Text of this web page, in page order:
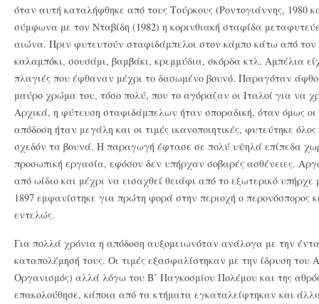
όταν αυτή καταλήφθηκε από τους Τούρκους (Ροντογιάννης, 1980
σύμφωνα με τον Νταβίδη (1982) η κορινθιακή σταφίδα
αιώνα. Πριν φυτευτούν σταφιδάμπελοι στον κάμπο κάτω από
καλαμπόκι, σουσάμι, βαμβάκι, κρεμμύδια, σκόρδα κτλ. Αμπέλια
πλαγιές που έφθαναν μέχρι το δασωμένο βουνό. Παραγόταν
μαύρο χρώμα του, τόσο πολύ, που το αγόραζαν οι Ιταλοί για να
Αρχικά, η φύτευση σταφιδάμπελων ήταν σποραδική, όταν όμως οι
απόδοση ήταν μεγάλη και οι τιμές ικανοποιητικές, φυτεύτηκε
σχεδόν τα βουνά. Η παραγωγή έφτασε σε πολύ υψηλά επίπεδα
προσωπική εργασία, εφόσον δεν υπήρχαν σοβαρές ασθένειες.
από ωίδιο και μέχρι να εισαχθεί θειάφι από το εξωτερικό
1897 εμφανίστηκε για πρώτη φορά στην περιοχή ο περονόσπορος
εντελώς.
Για πολλά χρόνια η απόδοση αυξομειωνόταν ανάλογα με την
καταπολέμησή τους. Οι τιμές εξασφαλίστηκαν με την ίδρυση του
Οργανισμός) αλλά λόγω του Β’ Παγκοσμίου Πολέμου και της
επακολούθησε, κάποια από τα κτήματα εγκαταλείφτηκαν και